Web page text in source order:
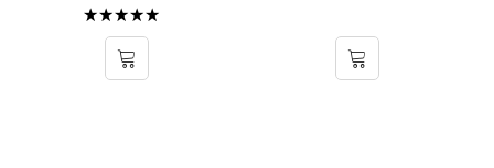
Evaluat la
5.00din
5
5.00din
5